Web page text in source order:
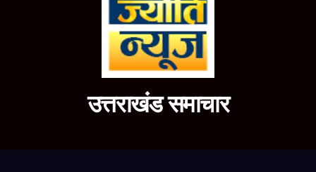
उत्तराखंड समाचार